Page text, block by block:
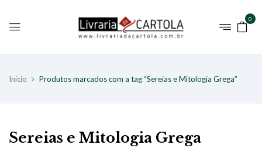
0
Início Produtos marcados com a tag “Sereias e Mitologia Grega”
Sereias e Mitologia Grega